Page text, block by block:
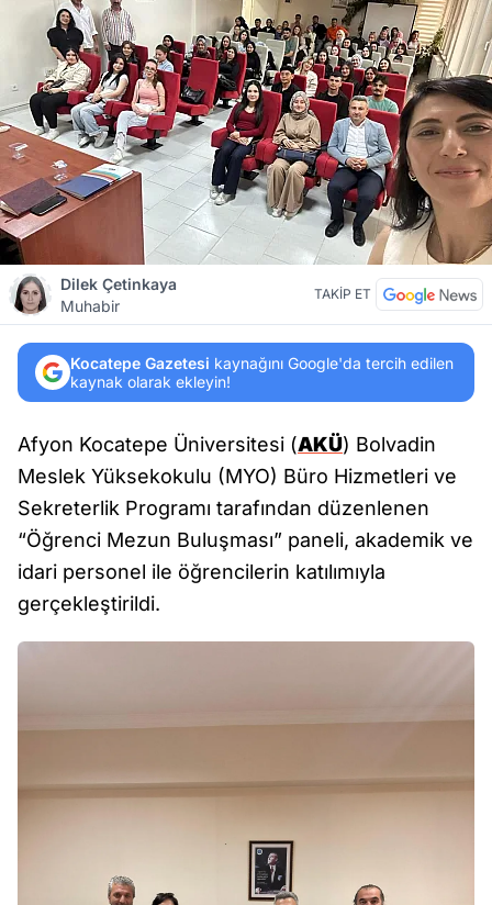
Dilek Çetinkaya
Muhabir
TAKİP ET
Kocatepe Gazetesi kaynağını Google'da tercih edilen
kaynak olarak ekleyin!
Afyon Kocatepe Üniversitesi (AKÜ) Bolvadin
Meslek Yüksekokulu (MYO) Büro Hizmetleri ve
Sekreterlik Programı tarafından düzenlenen
“Öğrenci Mezun Buluşması” paneli, akademik ve
idari personel ile öğrencilerin katılımıyla
gerçekleştirildi.